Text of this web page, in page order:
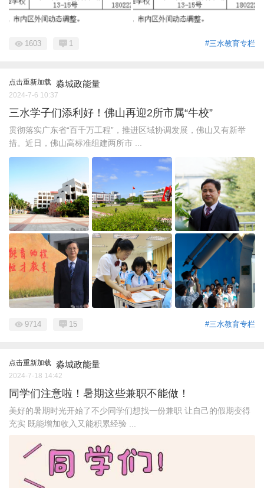
#三水教育专栏
1603 1
点击重新加载 淼城政能量
2024-7-6 10:37
三水学子们添利好！佛山再迎2所市属“牛校”
贯彻落实广东省“百千万工程”，推进区域协调发展，佛山又有新举
措。近日，佛山高标准组建两所市 ...
#三水教育专栏
9714 15
点击重新加载 淼城政能量
2024-7-18 14:42
同学们注意啦！暑期这些兼职不能做！
美好的暑期时光开始了不少同学们想找一份兼职 让自己的假期变得
充实 既能增加收入又能积累经验 ...